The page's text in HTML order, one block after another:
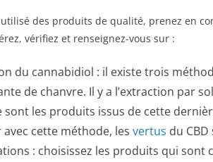
utilisé des produits de qualité, prenez en
vérifiez et renseignez-vous sur :
du cannabidiol : il existe trois
de chanvre. Il y a l’extraction par
sont les produits issus de cette
cette méthode, les vertus du
: choisissez les produits qui sont